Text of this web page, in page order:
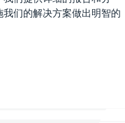
们的解决方案做出明智的